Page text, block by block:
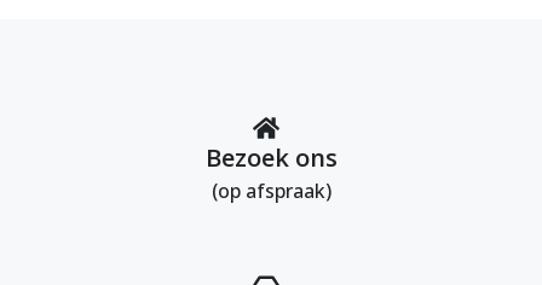
Bezoek ons
(op afspraak)